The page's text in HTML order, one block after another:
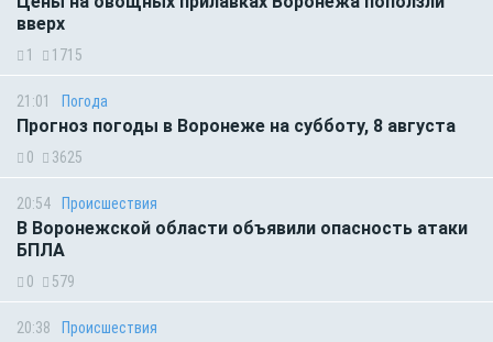
вверх
1 1715
21:01 Погода
Прогноз погоды в Воронеже на субботу, 8 августа
0 3625
20:54 Происшествия
В Воронежской области объявили опасность атаки
БПЛА
0 579
20:38 Происшествия